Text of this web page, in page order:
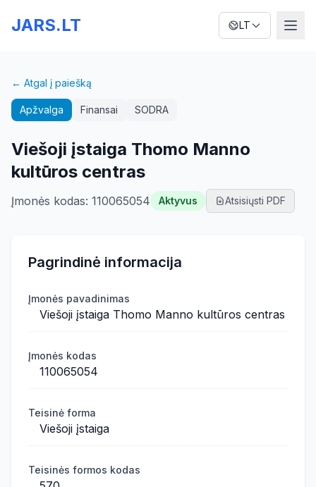
JARS.LT LT
← Atgal į paiešką
Apžvalga Finansai SODRA
Viešoji įstaiga Thomo Manno
kultūros centras
Įmonės kodas: 110065054 Aktyvus Atsisiųsti PDF
Pagrindinė informacija
Įmonės pavadinimas
Viešoji įstaiga Thomo Manno kultūros centras
Įmonės kodas
110065054
Teisinė forma
Viešoji įstaiga
Teisinės formos kodas